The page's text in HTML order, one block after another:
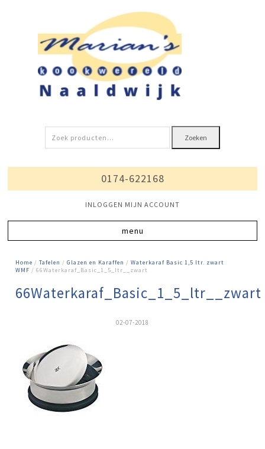
Zoeken
naar:
Zoeken
0174-622168
INLOGGEN MIJN ACCOUNT
Home /Tafelen /Glazen en Karaffen /Waterkaraf Basic 1,5 ltr. zwart
WMF / 66Waterkaraf_Basic_1_5_ltr__zwart
66Waterkaraf_Basic_1_5_ltr__zwart
02-07-2018